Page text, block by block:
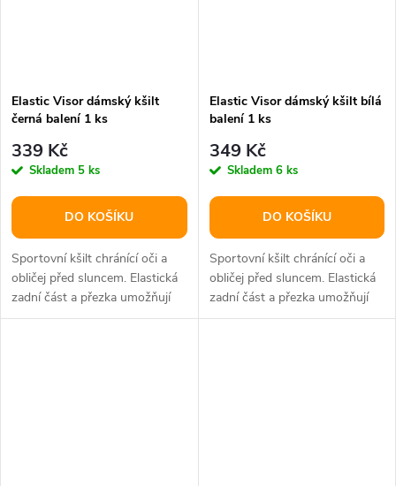
Elastic Visor dámský kšilt
černá balení 1 ks
339 Kč
Skladem 5 ks
DO KOŠÍKU
Sportovní kšilt chránící oči a
obličej před sluncem. Elastická
zadní část a přezka umožňují
lepší přilnutí k hlavě.
Elastic Visor dámský kšilt bílá
balení 1 ks
349 Kč
Skladem 6 ks
DO KOŠÍKU
Sportovní kšilt chránící oči a
obličej před sluncem. Elastická
zadní část a přezka umožňují
lepší přilnutí k hlavě.